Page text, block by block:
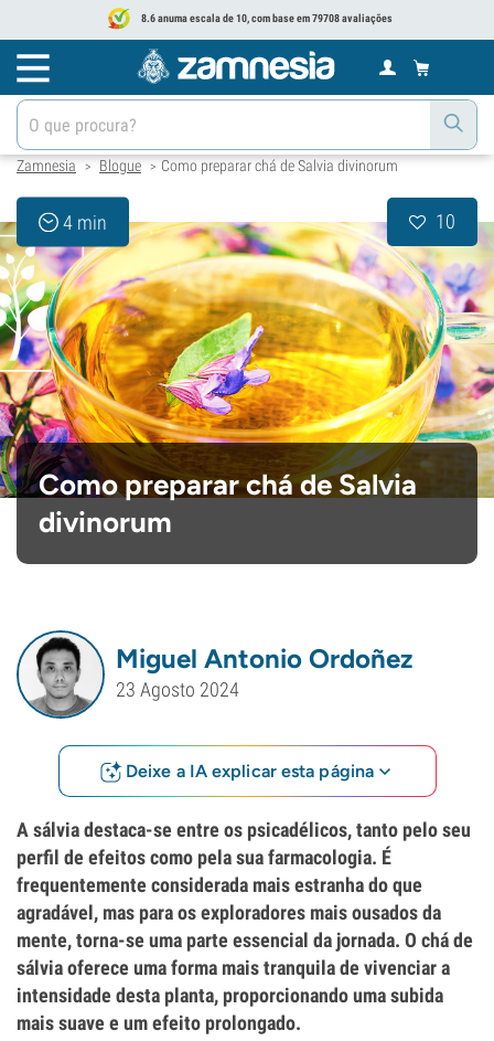
8.6 anuma escala de 10, com base em 79708 avaliações
Zamnesia > Blogue > Como preparar chá de Salvia divinorum
4 min 10
Como preparar chá de Salvia
divinorum
Miguel Antonio Ordoñez
23 Agosto 2024
Deixe a IA explicar esta página
A sálvia destaca-se entre os psicadélicos, tanto pelo seu
perfil de efeitos como pela sua farmacologia. É
frequentemente considerada mais estranha do que
agradável, mas para os exploradores mais ousados da
mente, torna-se uma parte essencial da jornada. O chá de
sálvia oferece uma forma mais tranquila de vivenciar a
intensidade desta planta, proporcionando uma subida
mais suave e um efeito prolongado.